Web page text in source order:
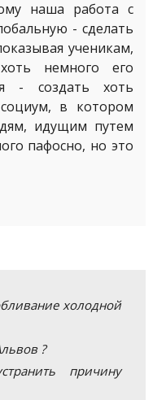
наша работа с
- сделать
ученикам,
немного его
- создать хоть
в котором
идущим путем
пафосно, но это
холодной
?
причину